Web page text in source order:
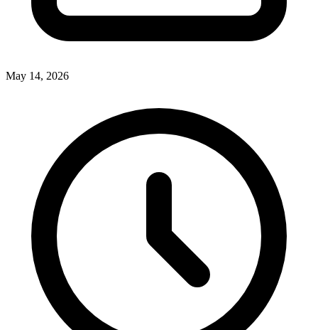
May 14, 2026